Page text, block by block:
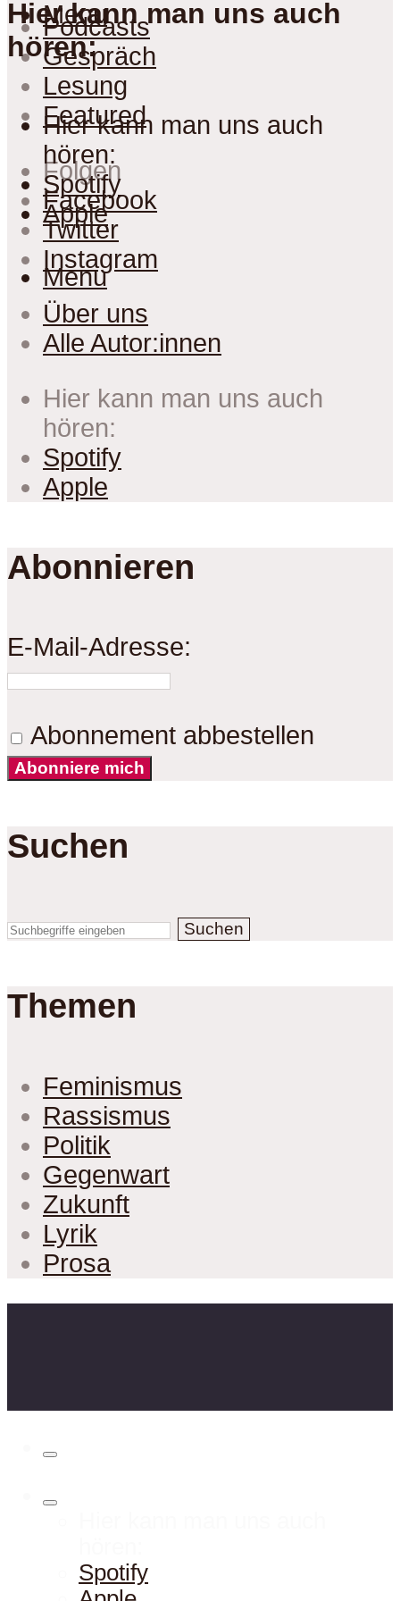
Menu
Hier kann man uns auch
hören:
Hier kann man uns auch
hören:
Spotify
Apple
Menu
Podcasts
Gespräch
Lesung
Featured
Folgen
Facebook
Twitter
Instagram
Über uns
Alle Autor:innen
Hier kann man uns auch
hören:
Spotify
Apple
Abonnieren
E-Mail-Adresse:
Abonnement abbestellen
Abonniere mich
Suchen
Suchen
Themen
Feminismus
Rassismus
Politik
Gegenwart
Zukunft
Lyrik
Prosa
Spotify